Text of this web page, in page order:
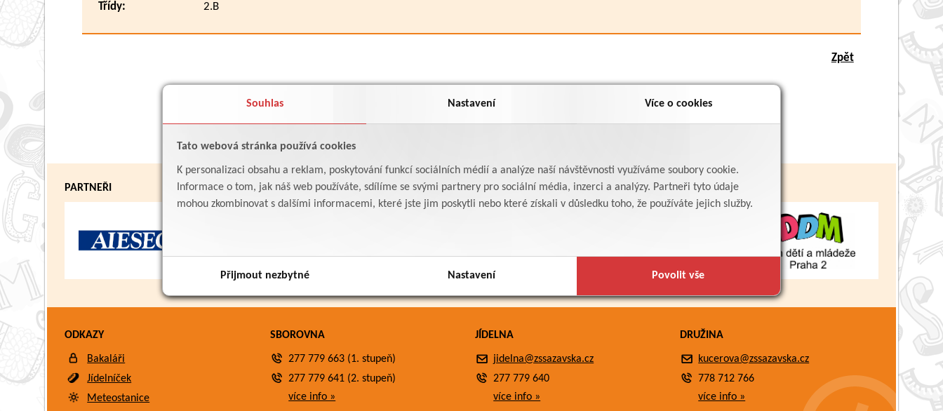
Souhlas Nastavení Více o cookies
Tato webová stránka používá cookies
K personalizaci obsahu a reklam, poskytování funkcí sociálních médií a analýze naší návštěvnosti využíváme soubory cookie.
Informace o tom, jak náš web používáte, sdílíme se svými partnery pro sociální média, inzerci a analýzy. Partneři tyto údaje
mohou zkombinovat s dalšími informacemi, které jste jim poskytli nebo které získali v důsledku toho, že používáte jejich služby.
Přijmout nezbytné Nastavení Povolit vše
Třídy: 2.B
Zpět
PARTNEŘI
ODKAZY
Bakaláři
Jídelníček
Meteostanice
SBOROVNA
277 779 663 (1. stupeň)
277 779 641 (2. stupeň)
více info »
JÍDELNA
jidelna@zssazavska.cz
277 779 640
více info »
DRUŽINA
kucerova@zssazavska.cz
778 712 766
více info »